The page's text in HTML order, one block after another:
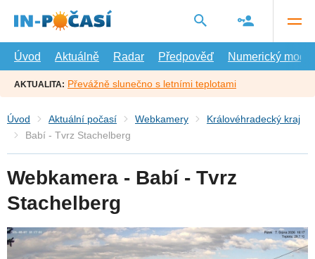
hlavní
Úvod
Aktuálně Radar Předpověď Numerický model
AKTUALITA: Převážně slunečno s letními teplotami
Úvod Aktuální počasí Webkamery
Královéhradecký kraj
Babí - Tvrz Stachelberg
Webkamera - Babí - Tvrz
Stachelberg